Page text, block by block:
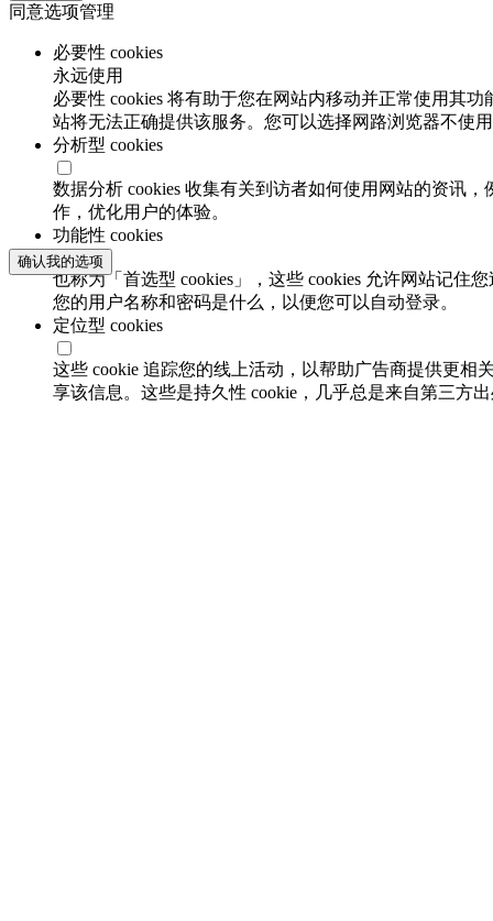
同意选项管理
必要性 cookies
永远使用
必要性 cookies 将有助于您在网站内移动并正常使用其
站将无法正确提供该服务。您可以选择网路浏览器不使
分析型 cookies
数据分析 cookies 收集有关到访者如何使用网站的资讯
作，优化用户的体验。
功能性 cookies
也称为「首选型 cookies」，这些 cookies 允许网站记
您的用户名称和密码是什么，以便您可以自动登录。
定位型 cookies
这些 cookie 追踪您的线上活动，以帮助广告商提供更相
享该信息。这些是持久性 cookie，几乎总是来自第三方
确认我的选项